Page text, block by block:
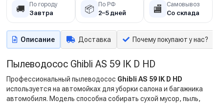
🚚 По городу
Завтра 📦 По РФ
2–5 дней 🏬 Самовывоз
Со склада
Описание Доставка Почему покупают у нас?
Пылеводосос Ghibli AS 59 IK D HD
Профессиональный пылеводосос Ghibli AS 59 IK D HD
используется на автомойках для уборки салона и багажника
автомобиля. Модель способна собирать сухой мусор, пыль,